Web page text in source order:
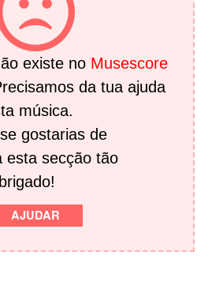
existe no Musescore
da tua ajuda
música.
gostarias de
esta secção tão
AJUDAR